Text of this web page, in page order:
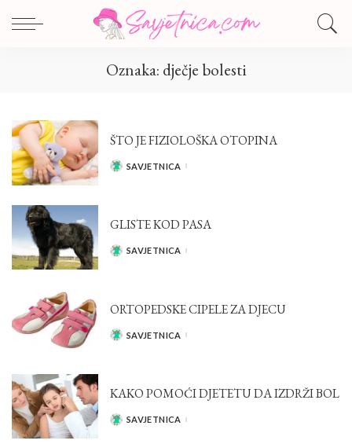
Oznaka: dječje bolesti
ŠTO JE FIZIOLOŠKA OTOPINA
POSTED
SAVJETNICA
GLISTE KOD PASA
POSTED
SAVJETNICA
ORTOPEDSKE CIPELE ZA DJECU
POSTED
SAVJETNICA
KAKO POMOĆI DJETETU DA IZDRŽI BOL
POSTED
SAVJETNICA